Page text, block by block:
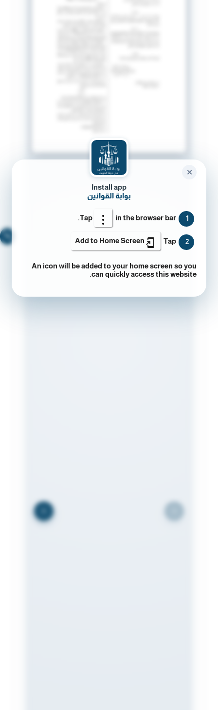
Install app
بوابة القوانين
1
Tap in the browser bar.
2
Tap
Add to Home Screen
An icon will be added to your home screen so you
can quickly access this website.
✕